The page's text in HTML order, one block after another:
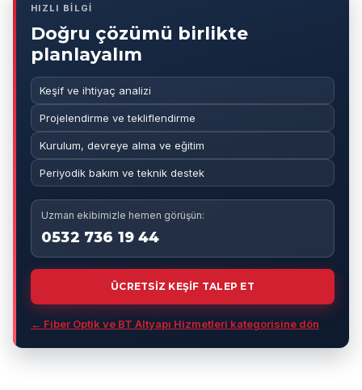
HIZLI BİLGİ
Doğru çözümü birlikte
planlayalım
Keşif ve ihtiyaç analizi
Projelendirme ve tekliflendirme
Kurulum, devreye alma ve eğitim
Periyodik bakım ve teknik destek
Uzman ekibimizle hemen görüşün:
0532 736 19 44
ÜCRETSİZ KEŞİF TALEP ET
← Fiber Optik ve BT Altyapı Hizmetleri kategorisine dön